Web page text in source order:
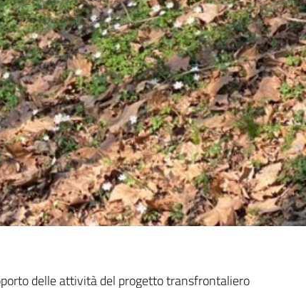
delle attività del progetto transfrontaliero